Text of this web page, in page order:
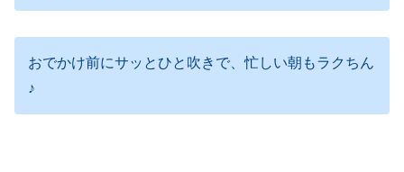
おでかけ前にサッとひと吹きで、忙しい朝もラクちん
♪